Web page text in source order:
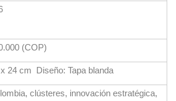
(COP)​
24 cm Diseño: Tapa blanda​
clústeres, innovación estratégica,